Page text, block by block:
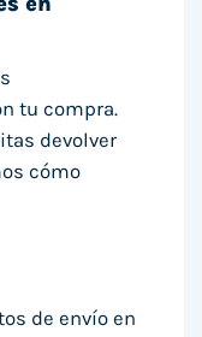
tu compra.
devolver
cómo
de envío en